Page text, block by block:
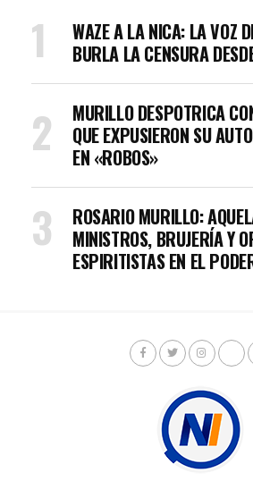
WAZE A LA NICA: LA VOZ
BURLA LA CENSURA
MURILLO DESPOTRICA
QUE EXPUSIERON SU
EN «ROBOS»
ROSARIO MURILLO:
MINISTROS, BRUJERÍA Y
ESPIRITISTAS EN EL